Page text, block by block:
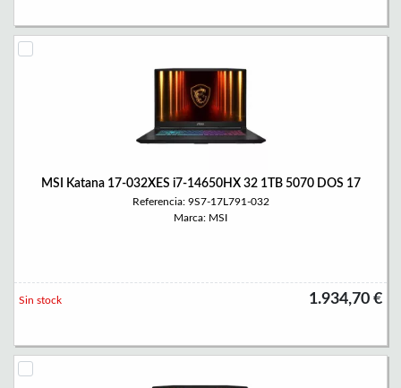
MSI Katana 17-032XES i7-14650HX 32 1TB 5070 DOS 17
Referencia: 9S7-17L791-032
Marca: MSI
1.934,70 €
Sin stock